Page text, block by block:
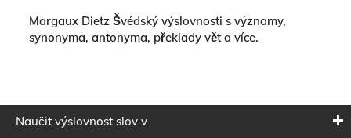
Margaux Dietz Švédský výslovnosti s významy,
synonyma, antonyma, překlady vět a více.
Naučit výslovnost slov v